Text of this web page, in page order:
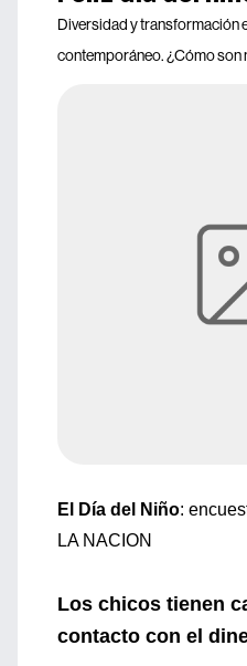
Diversidad y transformación
contemporáneo. ¿Cómo son
El Día del Niño:
LA NACION
Los chicos tienen
contacto con el